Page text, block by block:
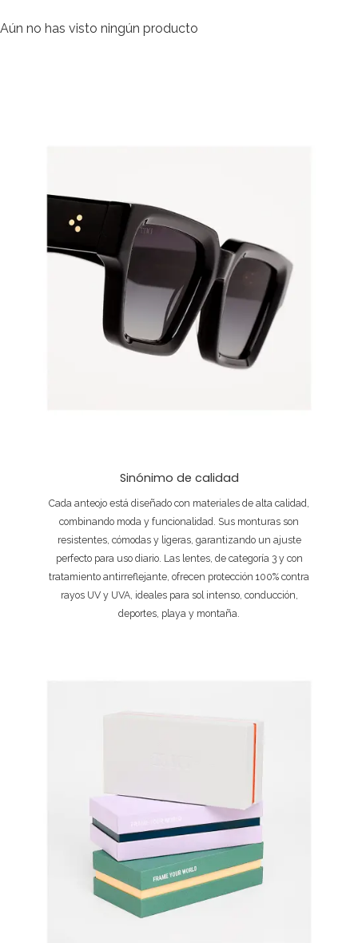
Aún no has visto ningún producto
Sinónimo de calidad
Cada anteojo está diseñado con materiales de alta calidad,
combinando moda y funcionalidad. Sus monturas son
resistentes, cómodas y ligeras, garantizando un ajuste
perfecto para uso diario. Las lentes, de categoría 3 y con
tratamiento antirreflejante, ofrecen protección 100% contra
rayos UV y UVA, ideales para sol intenso, conducción,
deportes, playa y montaña.